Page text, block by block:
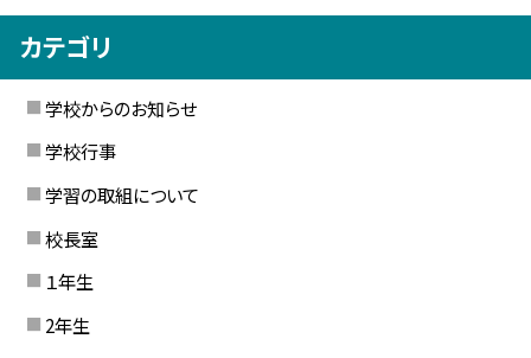
カテゴリ
学校からのお知らせ
学校行事
学習の取組について
校長室
１年生
2年生